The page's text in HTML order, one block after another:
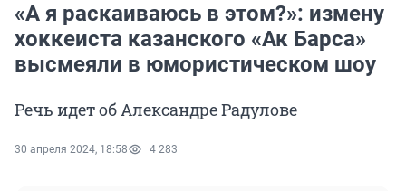
«А я раскаиваюсь в этом?»: измену
хоккеиста казанского «Ак Барса»
высмеяли в юмористическом шоу
Речь идет об Александре Радулове
30 апреля 2024, 18:58 4 283